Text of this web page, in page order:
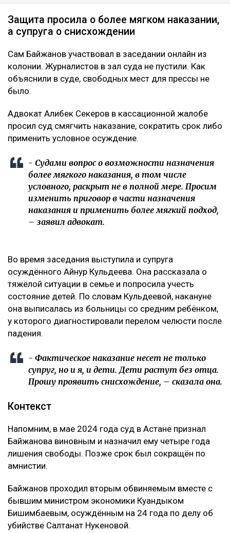
Защита просила о более мягком наказании,
а супруга о снисхождении
Сам Байжанов участвовал в заседании онлайн из
колонии. Журналистов в зал суда не пустили. Как
объяснили в суде, свободных мест для прессы не
было.
Адвокат Алибек Секеров в кассационной жалобе
просил суд смягчить наказание, сократить срок либо
применить условное осуждение.
- Судами вопрос о возможности назначения
более мягкого наказания, в том числе
условного, раскрыт не в полной мере. Просим
изменить приговор в части назначения
наказания и применить более мягкий подход,
– заявил адвокат.
Во время заседания выступила и супруга
осуждённого Айнур Кульдеева. Она рассказала о
тяжёлой ситуации в семье и попросила учесть
состояние детей. По словам Кульдеевой, накануне
она выписалась из больницы со средним ребёнком,
у которого диагностировали перелом челюсти после
падения.
- Фактическое наказание несет не только
супруг, но и я, и дети. Дети растут без отца.
Прошу проявить снисхождение, – сказала она.
Контекст
Напомним, в мае 2024 года суд в Астане признал
Байжанова виновным и назначил ему четыре года
лишения свободы. Позже срок был сокращён по
амнистии.
Байжанов проходил вторым обвиняемым вместе с
бывшим министром экономики Куандыком
Бишимбаевым, осуждённым на 24 года по делу об
убийстве Салтанат Нукеновой.